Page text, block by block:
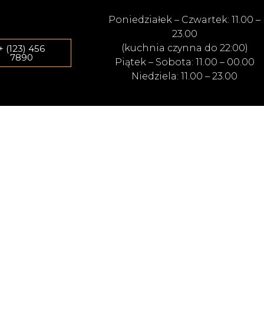
(123) 456
7890
Poniedziałek – Czwartek: 11.00 –
23.00
(kuchnia czynna do 22:00)
Piątek – Sobota: 11.00 – 00.00
Niedziela: 11.00 – 23.00